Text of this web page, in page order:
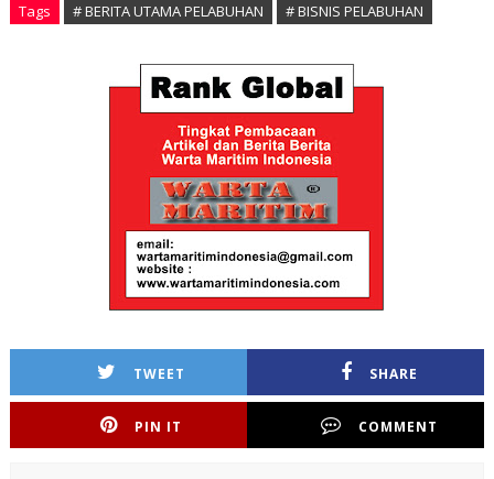
Tags # BERITA UTAMA PELABUHAN # BISNIS PELABUHAN
TWEET SHARE
PIN IT COMMENT